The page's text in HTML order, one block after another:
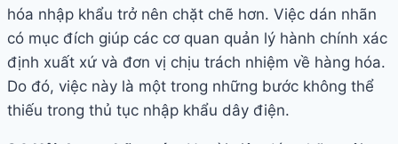
hóa nhập khẩu trở nên chặt chẽ hơn. Việc dán nhãn
có mục đích giúp các cơ quan quản lý hành chính xác
định xuất xứ và đơn vị chịu trách nhiệm về hàng hóa.
Do đó, việc này là một trong những bước không thể
thiếu trong thủ tục nhập khẩu dây điện.